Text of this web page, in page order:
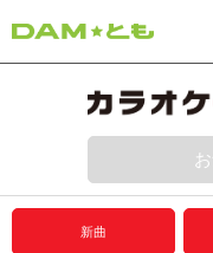
動画からさがす
プレミアムサ
新曲